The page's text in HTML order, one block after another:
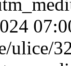
ulice/